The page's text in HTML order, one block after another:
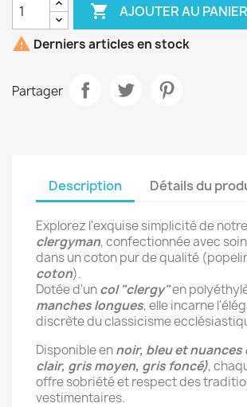
 AJOUTER AU PANIER
 Derniers articles en stock
Partager
Description Détails du
Explorez l'exquise simplicité de notre
clergyman, confectionnée avec
dans un coton pur de qualité
coton).
Dotée d'uncol "clergy"en
manches longues, elle incarne
discrète du classicisme
Disponible ennoir, bleu et
clair, gris moyen, gris foncé),
offre sobriété et respect des
vestimentaires.